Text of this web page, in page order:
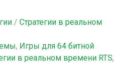
/Стратегии в реальном
, Игры для 64 битной
в реальном времени RTS,